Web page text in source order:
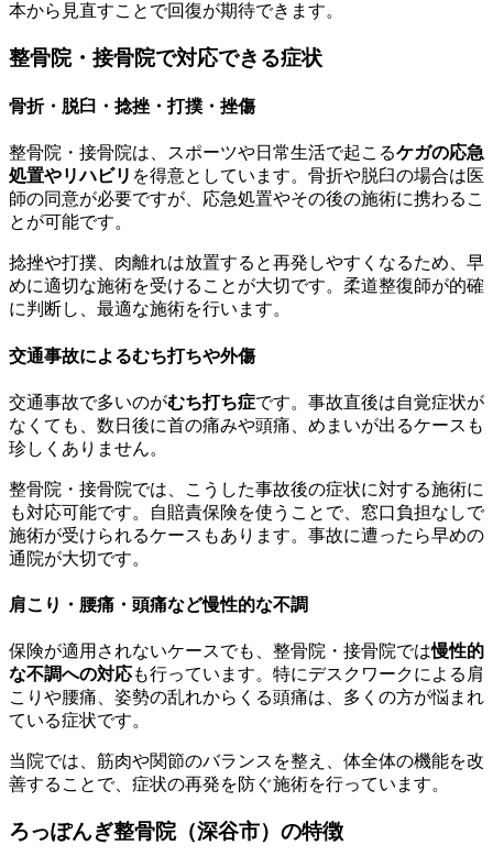
本から見直すことで回復が期待できます。
整骨院・接骨院で対応できる症状
骨折・脱臼・捻挫・打撲・挫傷
整骨院・接骨院は、スポーツや日常生活で起こるケガの応急
処置やリハビリ を得意としています。骨折や脱臼の場合は医
師の同意が必要ですが、応急処置やその後の施術に携わるこ
とが可能です。
捻挫や打撲、肉離れは放置すると再発しやすくなるため、早
めに適切な施術を受けることが大切です。柔道整復師が的確
に判断し、最適な施術を行います。
交通事故によるむち打ちや外傷
交通事故で多いのがむち打ち症です。事故直後は自覚症状が
なくても、数日後に首の痛みや頭痛、めまいが出るケースも
珍しくありません。
整骨院・接骨院では、こうした事故後の症状に対する施術に
も対応可能です。自賠責保険を使うことで、窓口負担なしで
施術が受けられるケースもあります。事故に遭ったら早めの
通院が大切です。
肩こり・腰痛・頭痛など慢性的な不調
保険が適用されないケースでも、整骨院・接骨院では慢性的
な不調への対応も行っています。特にデスクワークによる肩
こりや腰痛、姿勢の乱れからくる頭痛は、多くの方が悩まれ
ている症状です。
当院では、筋肉や関節のバランスを整え、体全体の機能を改
善することで、症状の再発を防ぐ施術を行っています。
ろっぽんぎ整骨院（深谷市）の特徴